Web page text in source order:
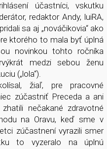
účastníci, vskutku
redaktor Andy, luiRA,
sa aj „nováčikovia“ ako
ktorého to mala byť úplná
novinkou tohto ročníka
medzi sebou ženu
(„lola“).
žiaľ, pre pracovné
zúčastniť Preceda a ani
nečakané zdravotné
na Oravu, keď sme v
zúčastnení vyrazili smer
to vyzeralo na úplnú